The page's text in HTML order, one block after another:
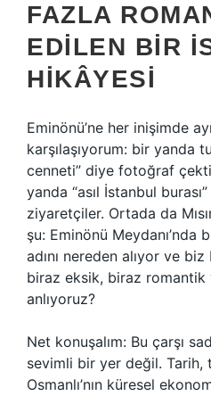
FAZLA
EDILEN BIR
HIKÂYESI
Eminönü’ne her inişimde
karşılaşıyorum: bir yanda
cenneti” diye fotoğraf
yanda “asıl İstanbul
ziyaretçiler. Ortada da
şu: Eminönü Meydanı’nda
adını nereden alıyor ve
biraz eksik, biraz romantik
anlıyoruz?
Net konuşalım: Bu çarşı
sevimli bir yer değil.
Osmanlı’nın küresel